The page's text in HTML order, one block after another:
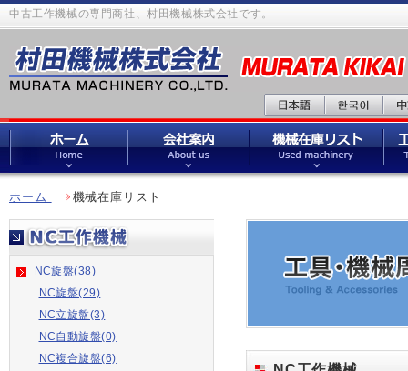
中古工作機械の専門商社、村田機械株式会社です。
ホーム 機械在庫リスト
NC旋盤(38)
NC旋盤(29)
NC立旋盤(3)
NC自動旋盤(0)
NC複合旋盤(6)